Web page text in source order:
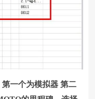
一个为模拟器 第二